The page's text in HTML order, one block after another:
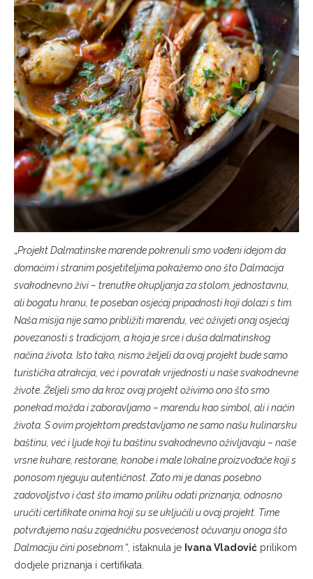
„Projekt Dalmatinske marende pokrenuli smo vođeni idejom da
domaćim i stranim posjetiteljima pokažemo ono što Dalmacija
svakodnevno živi – trenutke okupljanja za stolom, jednostavnu,
ali bogatu hranu, te poseban osjećaj pripadnosti koji dolazi s tim.
Naša misija nije samo približiti marendu, već oživjeti onaj osjećaj
povezanosti s tradicijom, a koja je srce i duša dalmatinskog
načina života. Isto tako, nismo željeli da ovaj projekt bude samo
turistička atrakcija, već i povratak vrijednosti u naše svakodnevne
živote. Željeli smo da kroz ovaj projekt oživimo ono što smo
ponekad možda i zaboravljamo – marendu kao simbol, ali i način
života. S ovim projektom predstavljamo ne samo našu kulinarsku
baštinu, već i ljude koji tu baštinu svakodnevno oživljavaju – naše
vrsne kuhare, restorane, konobe i male lokalne proizvođače koji s
ponosom njeguju autentičnost. Zato mi je danas posebno
zadovoljstvo i čast što imamo priliku odati priznanja, odnosno
uručiti certifikate onima koji su se uključili u ovaj projekt. Time
potvrđujemo našu zajedničku posvećenost očuvanju onoga što
Dalmaciju čini posebnom.“, istaknula je Ivana Vladović prilikom
dodjele priznanja i certifikata.